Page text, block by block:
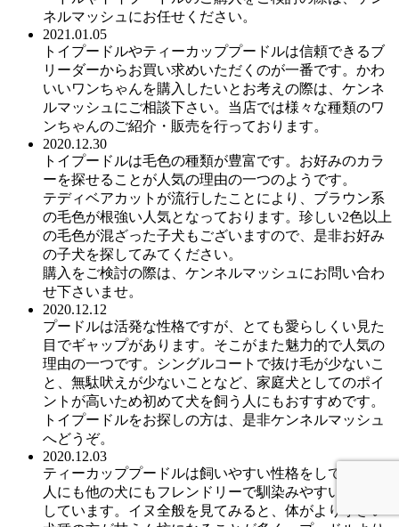
ネルマッシュにお任せください。
2021.01.05
トイプードルやティーカッププードルは信頼できるブ
リーダーからお買い求めいただくのが一番です。かわ
いいワンちゃんを購入したいとお考えの際は、ケンネ
ルマッシュにご相談下さい。当店では様々な種類のワ
ンちゃんのご紹介・販売を行っております。
2020.12.30
トイプードルは毛色の種類が豊富です。お好みのカラ
ーを探せることが人気の理由の一つのようです。
テディベアカットが流行したことにより、ブラウン系
の毛色が根強い人気となっております。珍しい2色以上
の毛色が混ざった子犬もございますので、是非お好み
の子犬を探してみてください。
購入をご検討の際は、ケンネルマッシュにお問い合わ
せ下さいませ。
2020.12.12
プードルは活発な性格ですが、とても愛らしくい見た
目でギャップがあります。そこがまた魅力的で人気の
理由の一つです。シングルコートで抜け毛が少ないこ
と、無駄吠えが少ないことなど、家庭犬としてのポイ
ントが高いため初めて犬を飼う人にもおすすめです。
トイプードルをお探しの方は、是非ケンネルマッシュ
へどうぞ。
2020.12.03
ティーカッププードルは飼いやすい性格をしていて、
人にも他の犬にもフレンドリーで馴染みやすい性格を
しています。イヌ全般を見てみると、体がより小さい